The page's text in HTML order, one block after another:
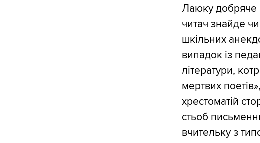
Лаюку добряче
читач знайде
шкільних
випадок із
літератури,
мертвих
хрестоматій
стьоб
вчительку з